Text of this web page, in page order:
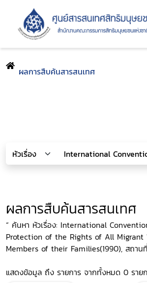
ผลการสืบค้นสารสนเทศ
ผลการสืบค้นสารสนเทศ
“ ค้นหา หัวเรื่อง: International
Protection of the Rights of All Migrant
Members of their Families(1990), สถาน
แสดงข้อมูล ถึง รายการ จากทั้งหมด 0 ราย